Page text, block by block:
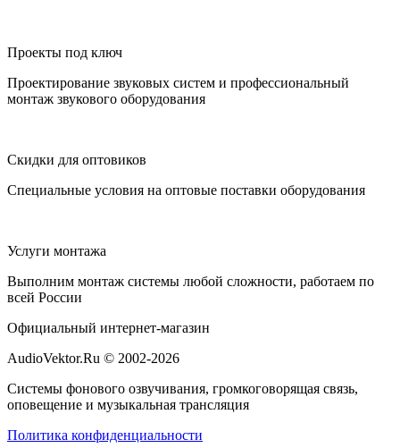
Проекты под ключ
Проектирование звуковых систем и профессиональный
монтаж звукового оборудования
Скидки для оптовиков
Специальные условия на оптовые поставки оборудования
Услуги монтажа
Выполним монтаж системы любой сложности, работаем по
всей России
Официальный интернет-магазин
AudioVektor.Ru © 2002-2026
Системы фонового озвучивания, громкоговорящая связь,
оповещение и музыкальная трансляция
Политика конфиденциальности